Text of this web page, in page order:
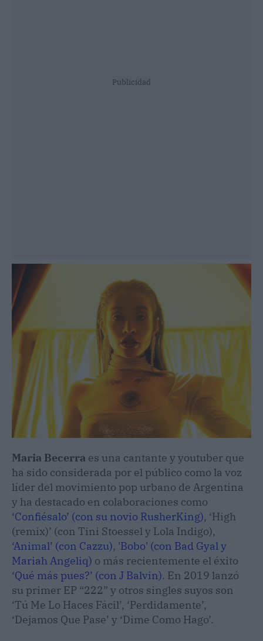
Publicidad
Maria Becerra es una cantante y youtuber que
ha sido considerada por el público como la voz
líder del movimiento pop urbano de Argentina
y ha destacado en colaboraciones como
‘Confiésalo’ (con su novio RusherKing), ‘High
(remix)’ (con Tini Stoessel y Lola Indigo),
‘Animal’ (con Cazzu), 'Bobo' (con Bad Gyal y
Mariah Angeliq) o más recientemente el éxito
‘Qué más pues?’ (con J Balvin). En 2019 lanzó
su primer EP “222” y otros singles suyos son
‘Tú Me Lo Haces Fácil’, ‘Perdidamente’,
‘Dejamos Que Pase’ y ‘Dime Como Hago’.